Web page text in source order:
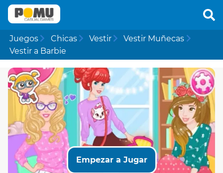
Juegos Chicas Vestir
Vestir Muñecas
Vestir a Barbie
Empezar a Jugar